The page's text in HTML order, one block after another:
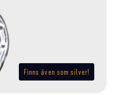
Finns även som silver!